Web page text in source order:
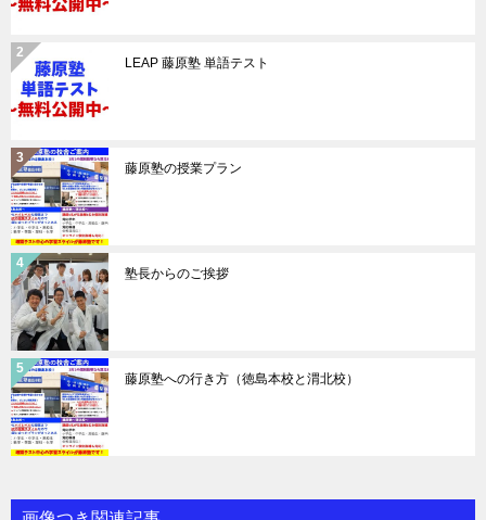
LEAP 藤原塾 単語テスト
藤原塾の授業プラン
塾長からのご挨拶
藤原塾への行き方（徳島本校と渭北校）